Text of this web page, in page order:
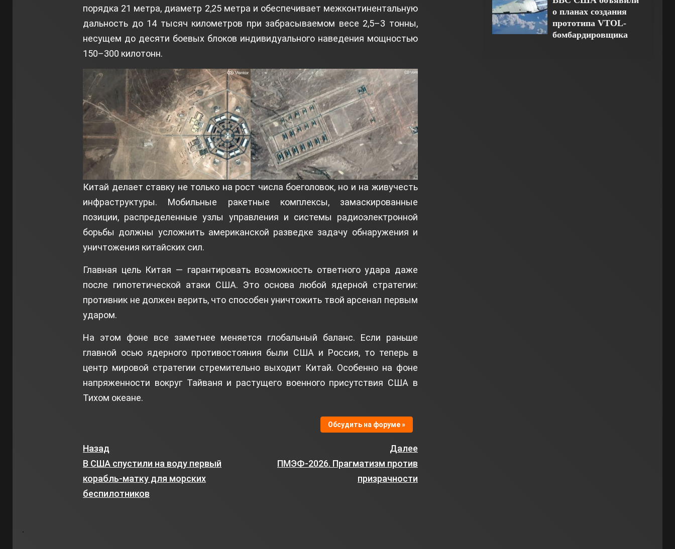
порядка 21 метра, диаметр 2,25 метра и обеспечивает межконтинентальную
дальность до 14 тысяч километров при забрасываемом весе 2,5–3 тонны,
несущем до десяти боевых блоков индивидуального наведения мощностью
150–300 килотонн.
Китай делает ставку не только на рост числа боеголовок, но и на живучесть
инфраструктуры. Мобильные ракетные комплексы, замаскированные
позиции, распределенные узлы управления и системы радиоэлектронной
борьбы должны усложнить американской разведке задачу обнаружения и
уничтожения китайских сил.
Главная цель Китая — гарантировать возможность ответного удара даже
после гипотетической атаки США. Это основа любой ядерной стратегии:
противник не должен верить, что способен уничтожить твой арсенал первым
ударом.
На этом фоне все заметнее меняется глобальный баланс. Если раньше
главной осью ядерного противостояния были США и Россия, то теперь в
центр мировой стратегии стремительно выходит Китай. Особенно на фоне
напряженности вокруг Тайваня и растущего военного присутствия США в
Тихом океане.
Обсудить на форуме »
Назад
В США спустили на воду первый
корабль-матку для морских
беспилотников
Далее
ПМЭФ-2026. Прагматизм против
призрачности
о планах создания
прототипа VTOL-
бомбардировщика